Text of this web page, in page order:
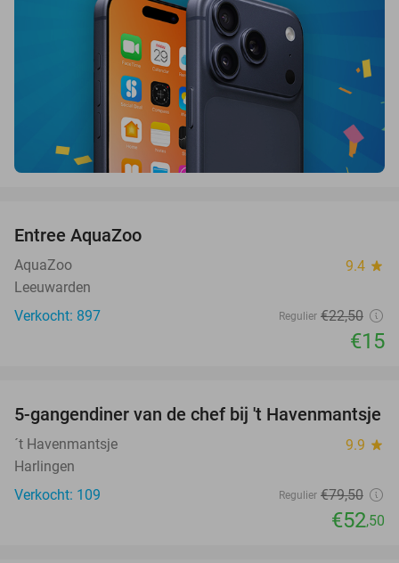
Entree AquaZoo
AquaZoo 9.4 star
Leeuwarden
Verkocht: 897
Regulier €22,50
€15
34%
5-gangendiner van de chef bij 't Havenmantsje
´t Havenmantsje 9.9 star
Harlingen
Verkocht: 109
Regulier €79,50
€52,50